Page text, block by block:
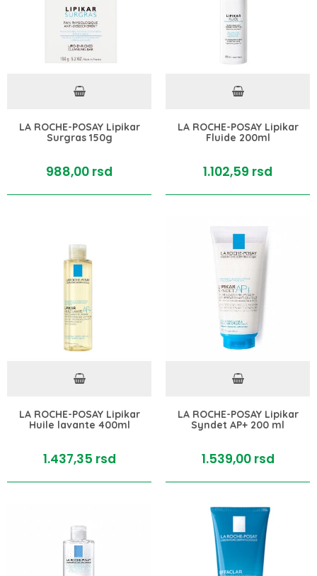
LA ROCHE-POSAY Lipikar
Surgras 150g
988,00 rsd
LA ROCHE-POSAY Lipikar
Fluide 200ml
1.102,59 rsd
LA ROCHE-POSAY Lipikar
Huile lavante 400ml
1.437,35 rsd
LA ROCHE-POSAY Lipikar
Syndet AP+ 200 ml
1.539,00 rsd